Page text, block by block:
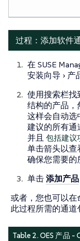
过程：添加软件
在 SUSE
安装向导
产
使用搜索栏找
结构的产品，
这样会自动选
建议的所有通
并且包括建议
单击箭头以查
确保您需要的
单击添加产品
或者，您也可以在
此过程所需的通道
Table 2. OES 产品 -